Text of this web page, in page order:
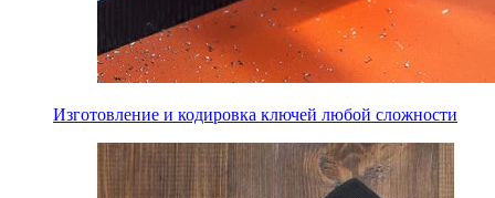
Изготовление и кодировка ключей любой сложности